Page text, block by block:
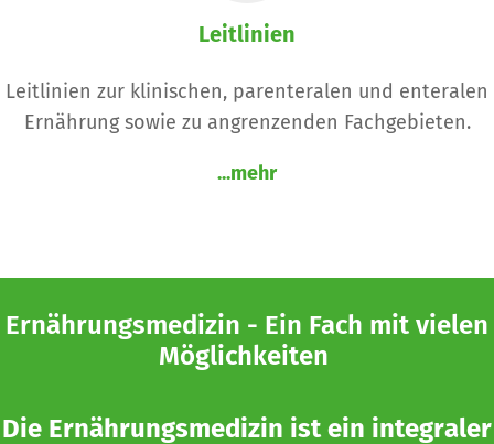
Leitlinien
Leitlinien zur klinischen, parenteralen und enteralen
Ernährung sowie zu angrenzenden Fachgebieten.
...mehr
Ernährungsmedizin - Ein Fach mit vielen
Möglichkeiten
Die Ernährungsmedizin ist ein integraler